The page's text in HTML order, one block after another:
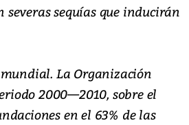
severas sequías que inducirán
La Organización
2000—2010, sobre el
en el 63% de las